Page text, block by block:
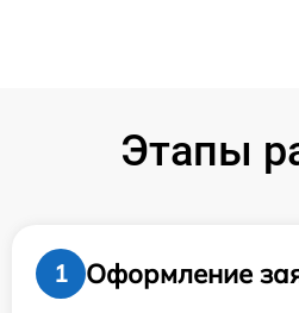
Этапы
1
Оформление